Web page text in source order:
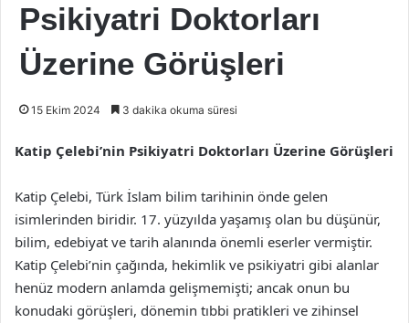
Psikiyatri Doktorları
Üzerine Görüşleri
15 Ekim 2024 3 dakika okuma süresi
Katip Çelebi’nin Psikiyatri Doktorları Üzerine Görüşleri
Katip Çelebi, Türk İslam bilim tarihinin önde gelen
isimlerinden biridir. 17. yüzyılda yaşamış olan bu düşünür,
bilim, edebiyat ve tarih alanında önemli eserler vermiştir.
Katip Çelebi’nin çağında, hekimlik ve psikiyatri gibi alanlar
henüz modern anlamda gelişmemişti; ancak onun bu
konudaki görüşleri, dönemin tıbbi pratikleri ve zihinsel